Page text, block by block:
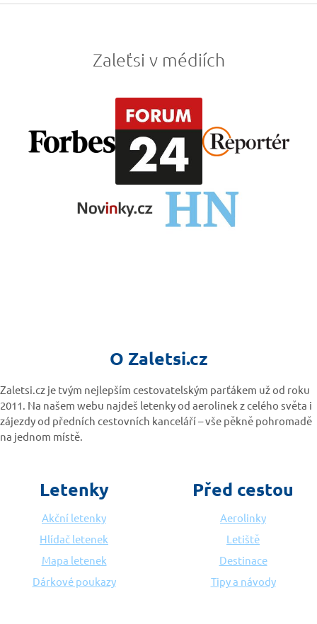
Zaleťsi v médiích
O Zaletsi.cz
Zaletsi.cz je tvým nejlepším cestovatelským parťákem už od roku
2011. Na našem webu najdeš letenky od aerolinek z celého světa i
zájezdy od předních cestovních kanceláří – vše pěkně pohromadě
na jednom místě.
Letenky
Akční letenky
Hlídač letenek
Mapa letenek
Dárkové poukazy
Před cestou
Aerolinky
Letiště
Destinace
Tipy a návody